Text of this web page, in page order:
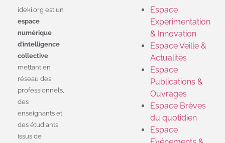
ideki.org est un
espace
numérique
d’intelligence
collective
mettant en
réseau des
professionnels,
des
enseignants et
des étudiants
issus de
Espace
Expérimentation
& Innovation
Espace Veille &
Actualités
Espace
Publications &
Ouvrages
Espace Brèves
du quotidien
Espace